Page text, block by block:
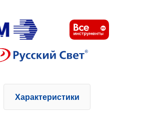
Характеристики